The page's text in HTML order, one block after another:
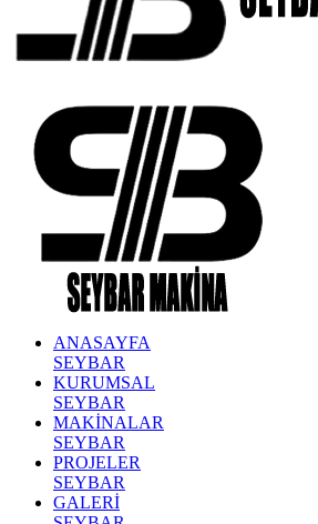
ANASAYFA
SEYBAR
KURUMSAL
SEYBAR
MAKİNALAR
SEYBAR
PROJELER
SEYBAR
GALERİ